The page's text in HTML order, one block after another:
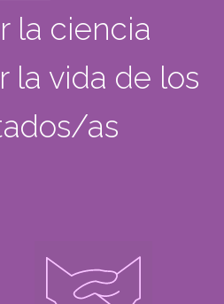
la ciencia
la vida de los
as